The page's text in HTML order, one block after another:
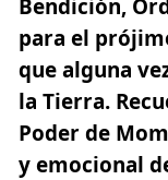
Bendición,
para el
que alguna
la Tierra.
Poder de
y emocional